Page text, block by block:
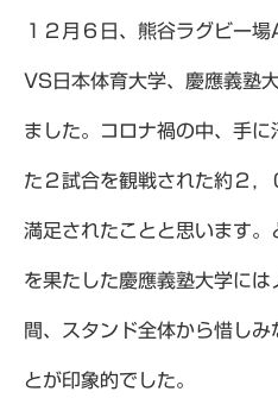
１２月６日、熊谷ラグビー
VS日本体育大学、慶應義塾
ました。コロナ禍の中、手に
た２試合を観戦された約２
満足されたことと思います。
を果たした慶應義塾大学に
間、スタンド全体から惜し
とが印象的でした。